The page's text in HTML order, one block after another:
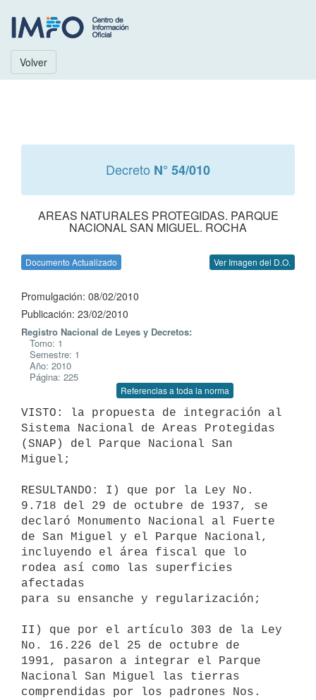
Volver
Decreto N° 54/010
AREAS NATURALES PROTEGIDAS. PARQUE
NACIONAL SAN MIGUEL. ROCHA
Documento Actualizado Ver Imagen del D.O.
Promulgación: 08/02/2010
Publicación: 23/02/2010
Registro Nacional de Leyes y Decretos:
Tomo: 1
Semestre: 1
Año: 2010
Página: 225
Referencias a toda la norma
VISTO: la propuesta de integración al
Sistema Nacional de Areas Protegidas
(SNAP) del Parque Nacional San
Miguel;
RESULTANDO: I) que por la Ley No.
9.718 del 29 de octubre de 1937, se
declaró Monumento Nacional al Fuerte
de San Miguel y el Parque Nacional,
incluyendo el área fiscal que lo
rodea así como las superficies
afectadas
para su ensanche y regularización;
II) que por el artículo 303 de la Ley
No. 16.226 del 25 de octubre de
1991, pasaron a integrar el Parque
Nacional San Miguel las tierras
comprendidas por los padrones Nos.